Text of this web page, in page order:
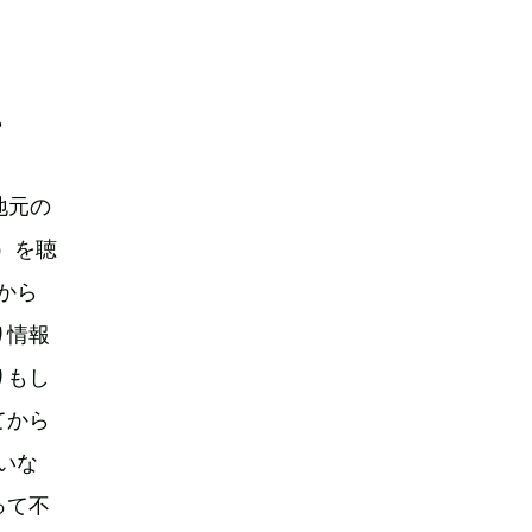
元の
を聴
ら
情報
し
から
な
て不